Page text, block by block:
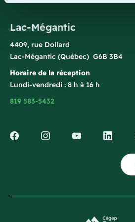
Lac-Mégantic
4409, rue Dollard
Lac-Mégantic (Québec) G6B 3B4
Horaire de la réception
Lundi-vendredi : 8 h à 16 h
819 583-5432